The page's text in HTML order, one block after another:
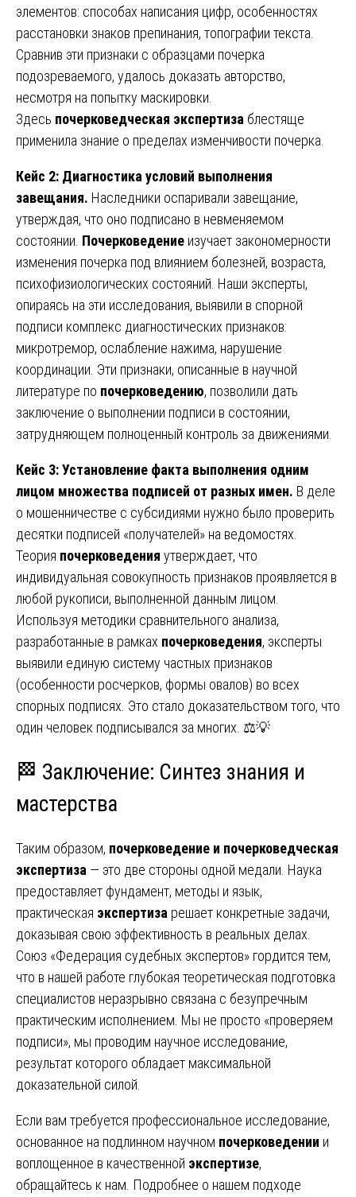
элементов: способах написания цифр, особенностях
расстановки знаков препинания, топографии текста.
Сравнив эти признаки с образцами почерка
подозреваемого, удалось доказать авторство,
несмотря на попытку маскировки.
Здесь почерковедческая экспертиза блестяще
применила знание о пределах изменчивости почерка.
Кейс 2: Диагностика условий выполнения
завещания. Наследники оспаривали завещание,
утверждая, что оно подписано в невменяемом
состоянии. Почерковедение изучает закономерности
изменения почерка под влиянием болезней, возраста,
психофизиологических состояний. Наши эксперты,
опираясь на эти исследования, выявили в спорной
подписи комплекс диагностических признаков:
микротремор, ослабление нажима, нарушение
координации. Эти признаки, описанные в научной
литературе по почерковедению, позволили дать
заключение о выполнении подписи в состоянии,
затрудняющем полноценный контроль за движениями.
Кейс 3: Установление факта выполнения одним
лицом множества подписей от разных имен. В деле
о мошенничестве с субсидиями нужно было проверить
десятки подписей «получателей» на ведомостях.
Теория почерковедения утверждает, что
индивидуальная совокупность признаков проявляется в
любой рукописи, выполненной данным лицом.
Используя методики сравнительного анализа,
разработанные в рамках почерковедения, эксперты
выявили единую систему частных признаков
(особенности росчерков, формы овалов) во всех
спорных подписях. Это стало доказательством того, что
один человек подписывался за многих. ⚖️💡
🏁 Заключение: Синтез знания и
мастерства
Таким образом, почерковедение и почерковедческая
экспертиза — это две стороны одной медали. Наука
предоставляет фундамент, методы и язык,
практическая экспертиза решает конкретные задачи,
доказывая свою эффективность в реальных делах.
Союз «Федерация судебных экспертов» гордится тем,
что в нашей работе глубокая теоретическая подготовка
специалистов неразрывно связана с безупречным
практическим исполнением. Мы не просто «проверяем
подписи», мы проводим научное исследование,
результат которого обладает максимальной
доказательной силой.
Если вам требуется профессиональное исследование,
основанное на подлинном научном почерковедении и
воплощенное в качественной экспертизе,
обращайтесь к нам. Подробнее о нашем подходе